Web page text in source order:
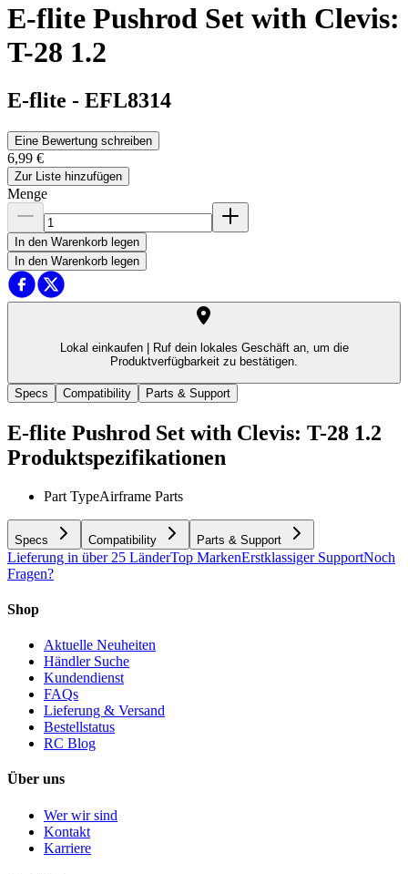
E-flite Pushrod Set with Clevis:
T-28 1.2
E-flite - EFL8314
Eine Bewertung schreiben
6,99 €
Zur Liste hinzufügen
Menge
In den Warenkorb legen
In den Warenkorb legen
Lokal einkaufen |
Ruf dein lokales Geschäft an, um die
Produktverfügbarkeit zu bestätigen.
Specs Compatibility Parts & Support
E-flite Pushrod Set with Clevis: T-28 1.2
Produktspezifikationen
Part TypeAirframe Parts
Specs Compatibility Parts & Support
Lieferung in über 25 LänderTop MarkenErstklassiger SupportNoch
Fragen?
Shop
Aktuelle Neuheiten
Händler Suche
Kundendienst
FAQs
Lieferung & Versand
Bestellstatus
RC Blog
Über uns
Wer wir sind
Kontakt
Karriere